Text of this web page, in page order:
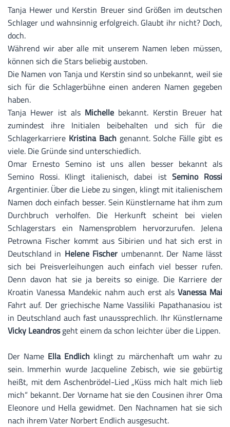
Tanja Hewer und Kerstin Breuer sind Größen im deutschen
Schlager und wahnsinnig erfolgreich. Glaubt ihr nicht? Doch,
doch.
Während wir aber alle mit unserem Namen leben müssen,
können sich die Stars beliebig austoben.
Die Namen von Tanja und Kerstin sind so unbekannt, weil sie
sich für die Schlagerbühne einen anderen Namen gegeben
haben.
Tanja Hewer ist als Michelle bekannt. Kerstin Breuer hat
zumindest ihre Initialen beibehalten und sich für die
Schlagerkarriere Kristina Bachgenannt. Solche Fälle gibt es
viele. Die Gründe sind unterschiedlich.
Omar Ernesto Semino ist uns allen besser bekannt als
Semino Rossi. Klingt italienisch, dabei istSemino Rossi
Argentinier. Über die Liebe zu singen, klingt mit italienischem
Namen doch einfach besser. Sein Künstlername hat ihm zum
Durchbruch verholfen. Die Herkunft scheint bei vielen
Schlagerstars ein Namensproblem hervorzurufen. Jelena
Petrowna Fischer kommt aus Sibirien und hat sich erst in
Deutschland in Helene Fischer umbenannt. Der Name lässt
sich bei Preisverleihungen auch einfach viel besser rufen.
Denn davon hat sie ja bereits so einige. Die Karriere der
Kroatin Vanessa Mandekic nahm auch erst als Vanessa Mai
Fahrt auf. Der griechische Name Vassiliki Papathanasiou ist
in Deutschland auch fast unaussprechlich. Ihr Künstlername
Vicky Leandrosgeht einem da schon leichter über die Lippen.
Der Name Ella Endlich klingt zu märchenhaft um wahr zu
sein. Immerhin wurde Jacqueline Zebisch, wie sie gebürtig
heißt, mit dem Aschenbrödel-Lied „Küss mich halt mich lieb
mich“ bekannt. Der Vorname hat sie den Cousinen ihrer Oma
Eleonore und Hella gewidmet. Den Nachnamen hat sie sich
nach ihrem Vater Norbert Endlich ausgesucht.